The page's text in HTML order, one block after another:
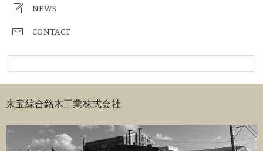
NEWS
CONTACT
来宝綜合銘木工業株式会社